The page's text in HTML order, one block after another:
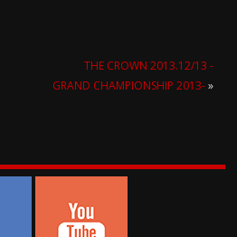
THE CROWN 2013.12/13 -
GRAND CHAMPIONSHIP 2013-»